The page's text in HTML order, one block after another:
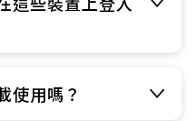
使用嗎？​